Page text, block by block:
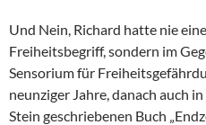
Und Nein, Richard hatte nie
Freiheitsbegriff, sondern im
Sensorium für
neunziger Jahre, danach auch
Stein geschriebenen Buch